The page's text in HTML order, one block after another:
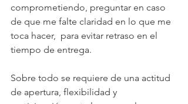
comprometiendo, preguntar en caso
de que me falte claridad en lo que me
toca hacer,  para evitar retraso en el
tiempo de entrega.
Sobre todo se requiere de una actitud
de apertura, flexibilidad y